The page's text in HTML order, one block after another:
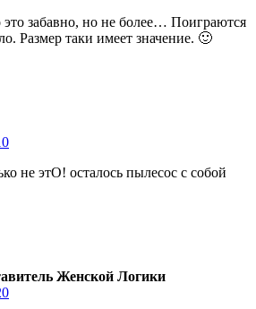
забавно, но не более… Поиграются
Размер таки имеет значение. 🙂
не этО! осталось пылесос с собой
Женской Логики